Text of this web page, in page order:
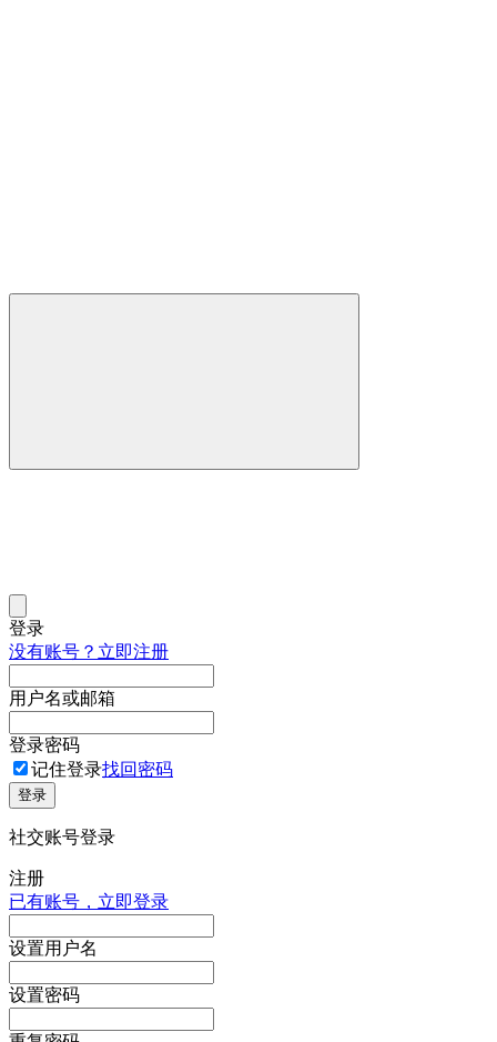
登录
没有账号？立即注册
用户名或邮箱
登录密码
记住登录找回密码
登录
社交账号登录
注册
已有账号，立即登录
设置用户名
设置密码